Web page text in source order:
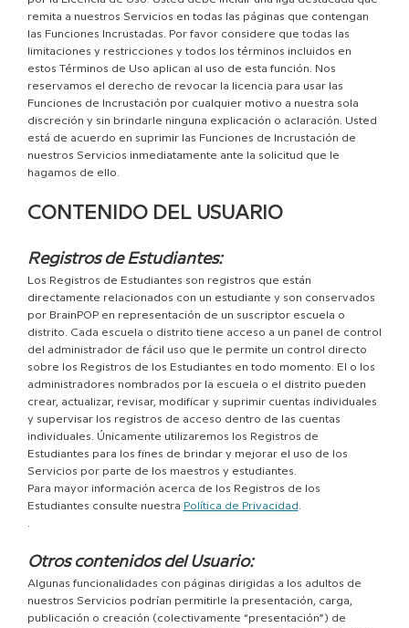
remita a nuestros Servicios en todas las páginas que contengan
las Funciones Incrustadas. Por favor considere que todas las
limitaciones y restricciones y todos los términos incluidos en
estos Términos de Uso aplican al uso de esta función. Nos
reservamos el derecho de revocar la licencia para usar las
Funciones de Incrustación por cualquier motivo a nuestra sola
discreción y sin brindarle ninguna explicación o aclaración. Usted
está de acuerdo en suprimir las Funciones de Incrustación de
nuestros Servicios inmediatamente ante la solicitud que le
hagamos de ello.
CONTENIDO DEL USUARIO
Registros de Estudiantes:
Los Registros de Estudiantes son registros que están
directamente relacionados con un estudiante y son conservados
por BrainPOP en representación de un suscriptor escuela o
distrito. Cada escuela o distrito tiene acceso a un panel de control
del administrador de fácil uso que le permite un control directo
sobre los Registros de los Estudiantes en todo momento. El o los
administradores nombrados por la escuela o el distrito pueden
crear, actualizar, revisar, modificar y suprimir cuentas individuales
y supervisar los registros de acceso dentro de las cuentas
individuales. Únicamente utilizaremos los Registros de
Estudiantes para los fines de brindar y mejorar el uso de los
Servicios por parte de los maestros y estudiantes.
Para mayor información acerca de los Registros de los
Estudiantes consulte nuestra Política de Privacidad
Otros contenidos del Usuario:
Algunas funcionalidades con páginas dirigidas a los adultos de
nuestros Servicios podrían permitirle la presentación, carga,
publicación o creación (colectivamente “presentación”) de